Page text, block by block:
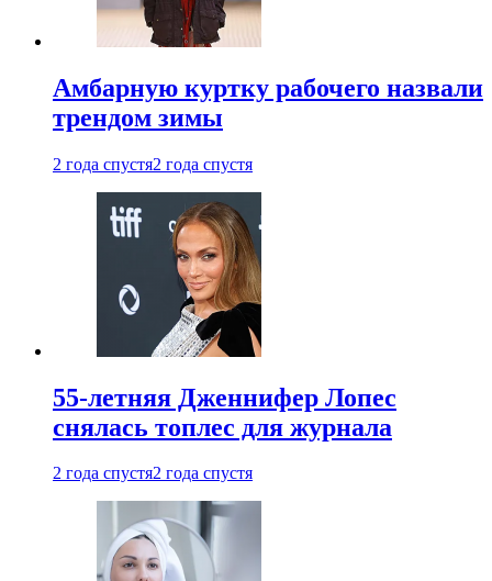
Амбарную куртку рабочего назвали
трендом зимы
2 года спустя2 года спустя
55-летняя Дженнифер Лопес
снялась топлес для журнала
2 года спустя2 года спустя